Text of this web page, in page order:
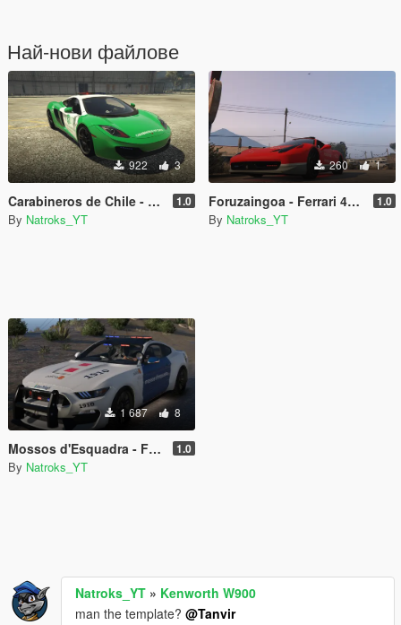
Най-нови файлове
922 3
Carabineros de Chile - McLaren MP4 [ Police Template ] 1.0
By Natroks_YT
260 1
Foruzaingoa - Ferrari 458 Italia [ Police Template ] 1.0
By Natroks_YT
1 687 8
Mossos d'Esquadra - Ford Mustang GT350R [ Police Template ] 1.0
By Natroks_YT
Natroks_YT » Kenworth W900
man the template? @Tanvir